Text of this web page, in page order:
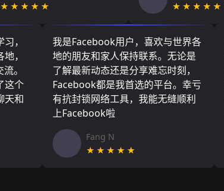
★★★★★
★★★★★
，
，
。
这个
天和
我是Facebook用户，喜欢与世界各
地的朋友和家人保持联系。无论是
了解最新动态还是分享难忘时刻，
Facebook都是我首选的平台。幸亏
有抗封锁网络工具，我能无缝顺利
上Facebook啦
Fang N
★★★★★